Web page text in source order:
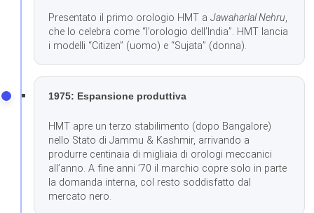
Presentato il primo orologio HMT aJawaharlal Nehru,
che lo celebra come “l’orologio dell’India”. HMT lancia
i modelli “Citizen” (uomo) e “Sujata” (donna).
1975: Espansione produttiva
HMT apre un terzo stabilimento (dopo Bangalore)
nello Stato di Jammu & Kashmir, arrivando a
produrre centinaia di migliaia di orologi meccanici
all’anno. A fine anni ’70 il marchio copre solo in parte
la domanda interna, col resto soddisfatto dal
mercato nero.